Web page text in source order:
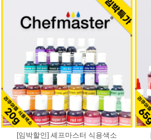
[임박할인] 셰프마스터 식용색소